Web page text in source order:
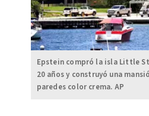
Epstein compró la isla Little
20 años y construyó una
paredes color crema. AP